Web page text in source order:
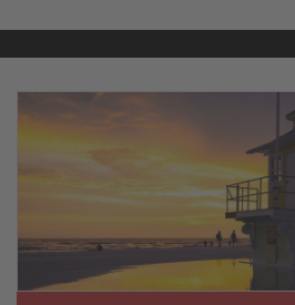
Wissen,
was
im
Tourismus
ist!
Sie